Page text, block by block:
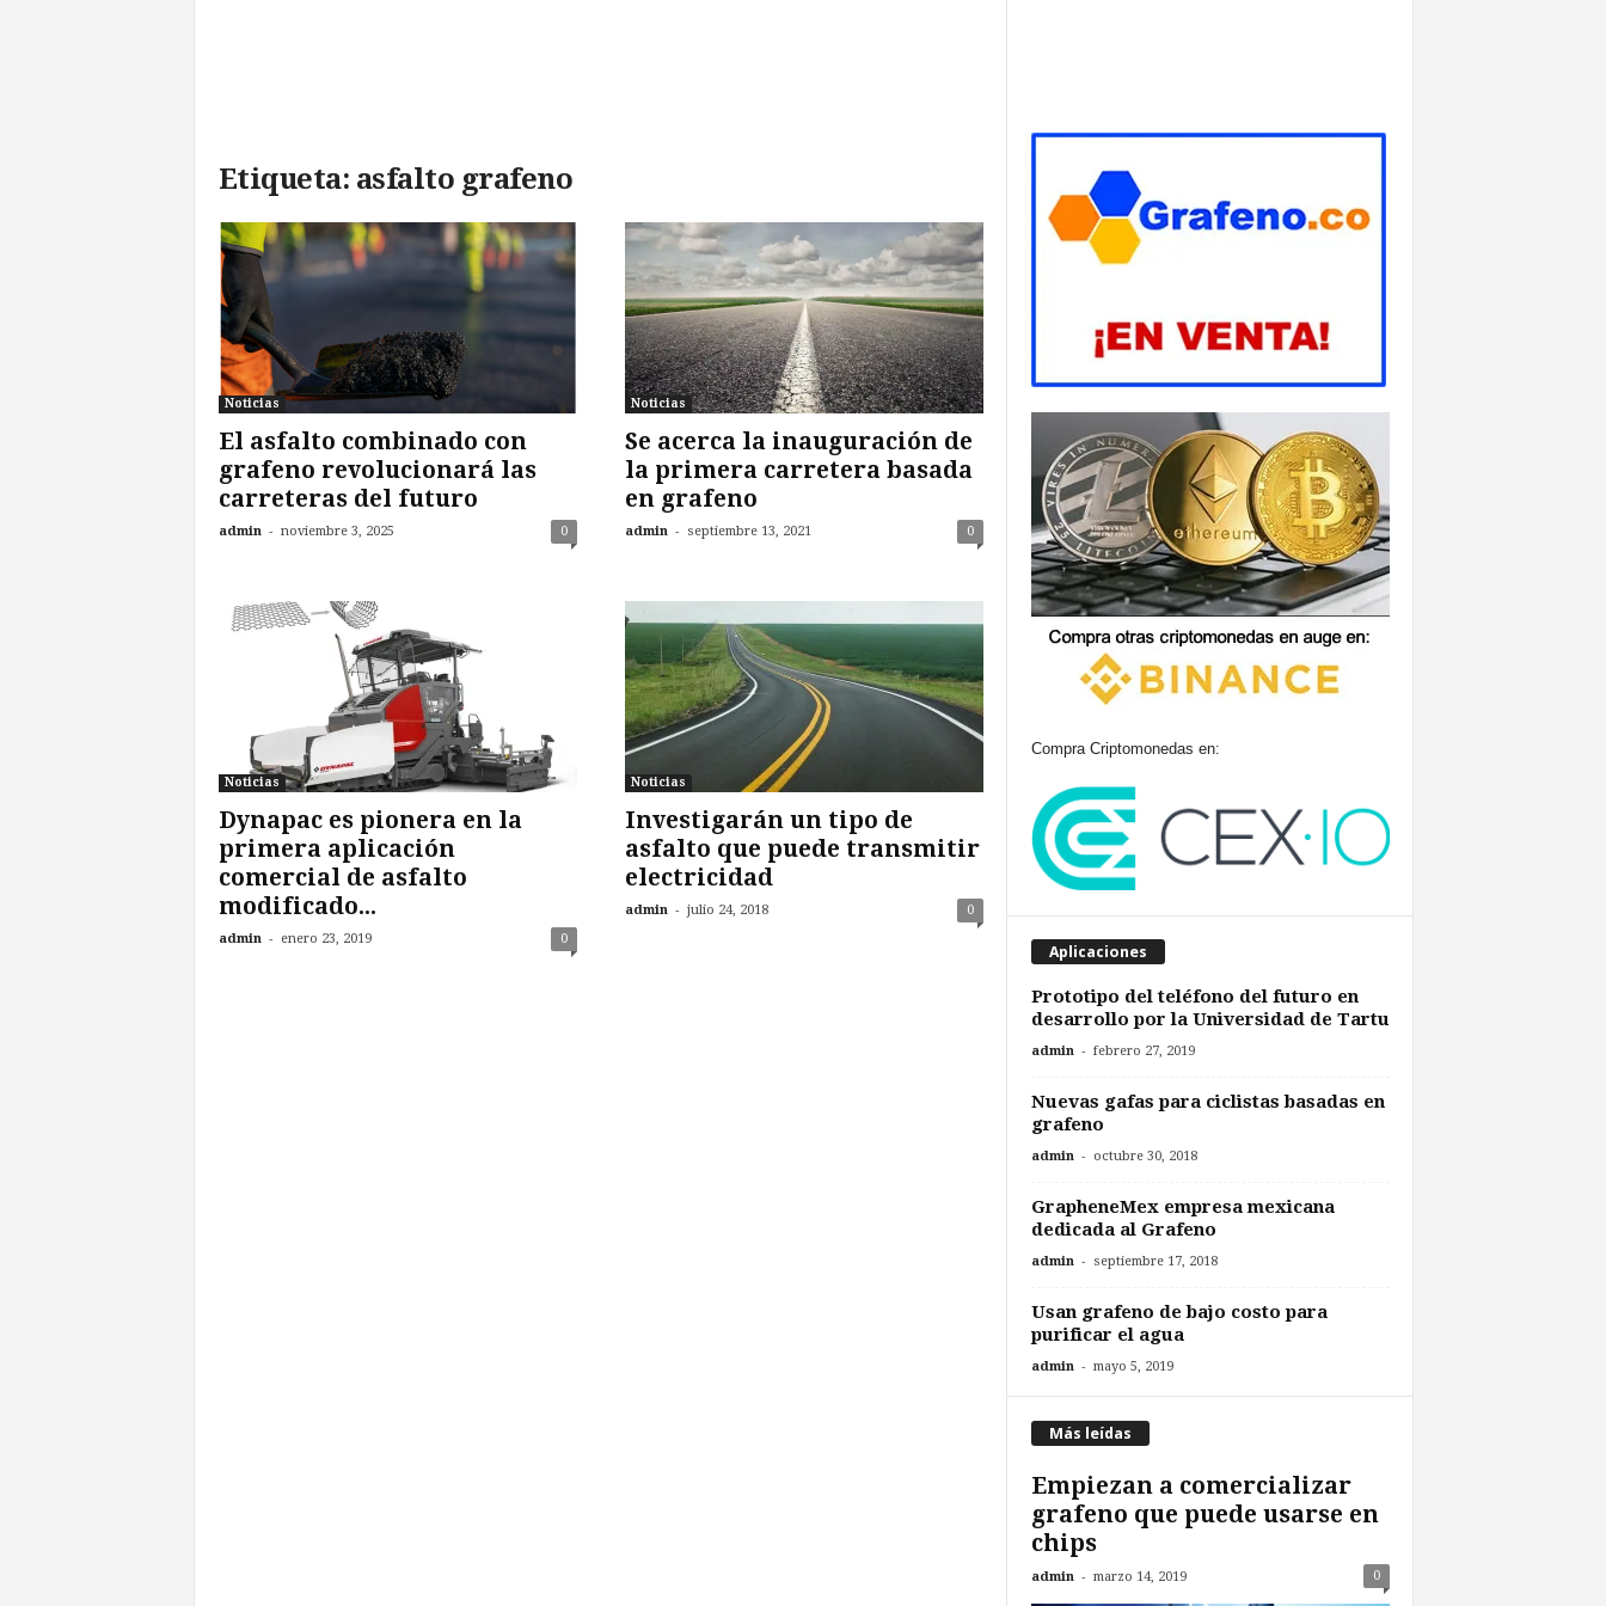
Etiqueta: asfalto grafeno
Noticias
El asfalto combinado con
grafeno revolucionará las
carreteras del futuro
admin - noviembre 3, 2025 0
Noticias
Se acerca la inauguración de
la primera carretera basada
en grafeno
admin - septiembre 13, 2021 0
Noticias
Dynapac es pionera en la
primera aplicación
comercial de asfalto
modificado...
admin - enero 23, 2019 0
Noticias
Investigarán un tipo de
asfalto que puede transmitir
electricidad
admin - julio 24, 2018 0
Compra Criptomonedas en:
Aplicaciones
Prototipo del teléfono del futuro en
desarrollo por la Universidad de Tartu
admin - febrero 27, 2019
Nuevas gafas para ciclistas basadas en
grafeno
admin - octubre 30, 2018
GrapheneMex empresa mexicana
dedicada al Grafeno
admin - septiembre 17, 2018
Usan grafeno de bajo costo para
purificar el agua
admin - mayo 5, 2019
Más leídas
Empiezan a comercializar
grafeno que puede usarse en
chips
admin - marzo 14, 2019 0